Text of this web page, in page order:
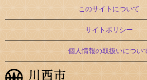
このサイトについて
サイトポリシー
個人情報の取扱いについ